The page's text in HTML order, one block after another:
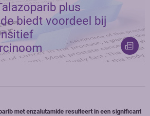
plus
biedt voordeel bij
met enzalutamide resulteert in een significant